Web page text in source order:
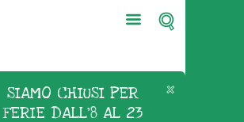
SIAMO CHIUSI PER
FERIE DALL'8 AL 23